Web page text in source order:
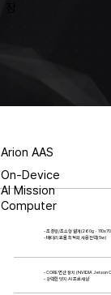
Arion AAS
On-Device
AI Mission
Computer
- 초경량/초소형 설계(260gㆍ
- 배터리 효율 최적화 사용전력(5w)
- CORE 연산 장치 (NVIDIA Jetson
- 강력한 엣지 AI 프로세싱